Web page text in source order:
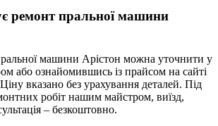
ремонт пральної машини
машини Арістон можна уточнити у
або ознайомившись із прайсом на сайті
вказано без урахування деталей. Під
робіт нашим майстром, виїзд,
– безкоштовно.